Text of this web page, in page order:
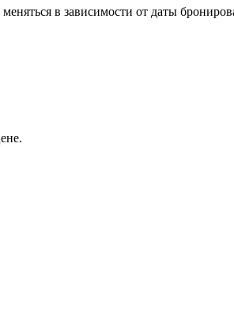
в зависимости от даты